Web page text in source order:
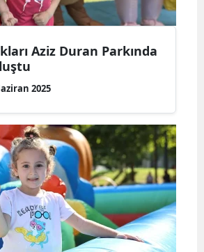
Aziz Duran Parkında
2025